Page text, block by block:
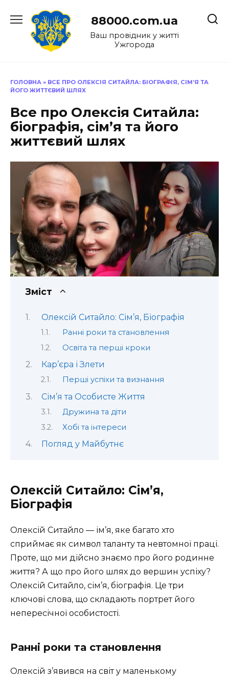
до
88000.com.ua
Ваш провідник у житті
Ужгорода
ГОЛОВНА » ВСЕ ПРО ОЛЕКСІЯ СИТАЙЛА: БІОГРАФІЯ, СІМ’Я ТА
ЙОГО ЖИТТЄВИЙ ШЛЯХ
Все про Олексія Ситайла:
біографія, сім’я та його
життєвий шлях
Зміст
Олексій Ситайло: Сім’я, Біографія
Ранні роки та становлення
Освіта та перші кроки
Кар’єра і Злети
Перші успіхи та визнання
Сім’я та Особисте Життя
Дружина та діти
Хобі та інтереси
Погляд у Майбутнє
Олексій Ситайло: Сім’я,
Біографія
Олексій Ситайло — ім’я, яке багато хто
сприймає як символ таланту та невтомної праці.
Проте, що ми дійсно знаємо про його родинне
життя? А що про його шлях до вершин успіху?
Олексій Ситайло, сім’я, біографія. Це три
ключові слова, що складають портрет його
непересічної особистості.
Ранні роки та становлення
Олексій з’явився на світ у маленькому